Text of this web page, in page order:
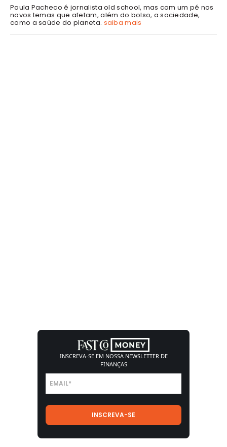
Paula Pacheco é jornalista old school, mas com um pé nos
novos temas que afetam, além do bolso, a sociedade,
como a saúde do planeta. saiba mais
INSCREVA-SE EM NOSSA NEWSLETTER DE
FINANÇAS